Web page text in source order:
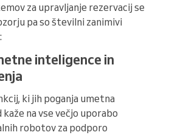
za upravljanje rezervacij se
pa so številni zanimivi
inteligence in
ki jih poganja umetna
na vse večjo uporabo
robotov za podporo